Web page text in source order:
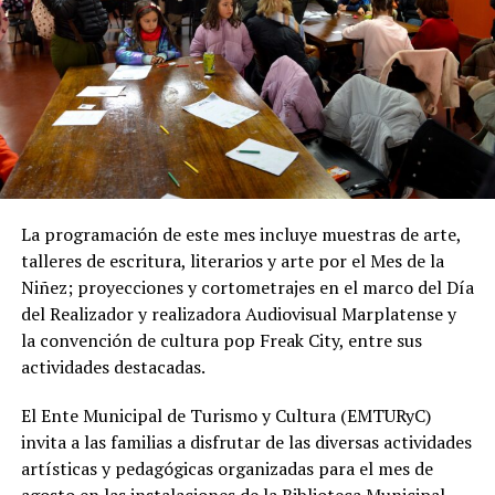
de material granular en las calles intervenidas.
Desde OSSE destacaron que la ampliación del sistema
cloacal representa un aporte importante para la
protección ambiental, ya que permite disminuir la
utilización de pozos absorbentes y contribuye a
preservar las napas de agua subterránea, además de
vecinos.
Tras la apertura de sobres, el expediente continuará su
recorrido administrativo con la intervención de la
Comisión de Estudio de Ofertas y Adjudicación, que
tendrá a su cargo la evaluación de las propuestas
obra.
La programación de este mes incluye muestras de arte,
talleres de escritura, literarios y arte por el Mes de la
Niñez; proyecciones y cortometrajes en el marco del Día
del Realizador y realizadora Audiovisual Marplatense y
la convención de cultura pop Freak City, entre sus
actividades destacadas.
El Ente Municipal de Turismo y Cultura (EMTURyC)
invita a las familias a disfrutar de las diversas actividades
artísticas y pedagógicas organizadas para el mes de